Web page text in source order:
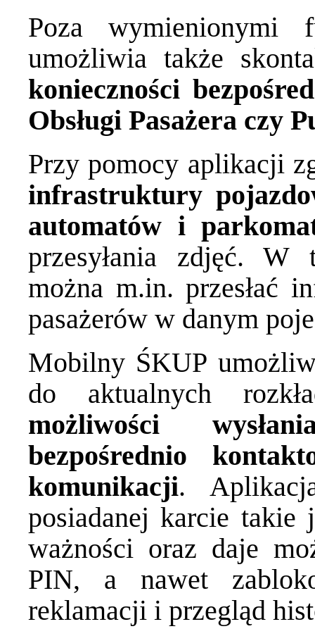
Poza wymienionymi
umożliwia także
konieczności
Obsługi Pasażera czy
Przy pomocy aplikacji
infrastruktury
automatów i
przesyłania zdjęć. W
można m.in. przesłać
pasażerów w danym
Mobilny ŚKUP
do aktualnych
możliwości
bezpośrednio
komunikacji.
posiadanej karcie takie
ważności oraz daje
PIN, a nawet
reklamacji i przegląd